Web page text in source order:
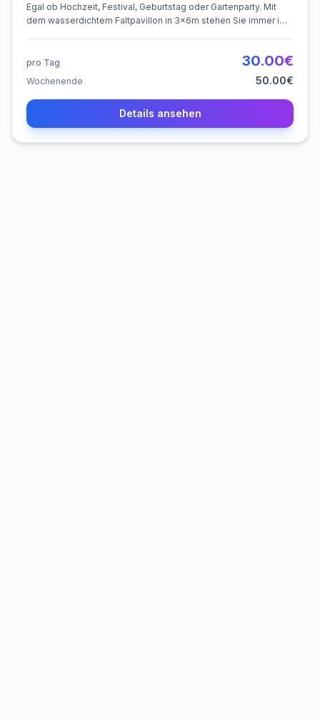
Egal ob Hochzeit, Festival, Geburtstag oder Gartenparty. Mit
dem wasserdichtem Faltpavillon in 3x6m stehen Sie immer im
pro Tag 30.00€
Wochenende 50.00€
Details ansehen